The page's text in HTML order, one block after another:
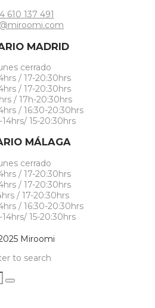
610 137 491
MADRID
cerrado
/ 17-20:30hrs
/ 17-20:30hrs
/ 17h-20:30hrs
/ 16:30-20:30hrs
14hrs/ 15-20:30hrs
MÁLAGA
cerrado
/ 17-20:30hrs
/ 17-20:30hrs
/ 17-20:30hrs
/ 16:30-20:30hrs
14hrs/ 15-20:30hrs
Miroomi
to search